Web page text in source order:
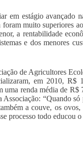
estágio avançado
muito superiores
a rentabilidade
e dos menores
de Agricultores
em 2010,
renda média de R$
“Quando
a couve, os
processo todo educou